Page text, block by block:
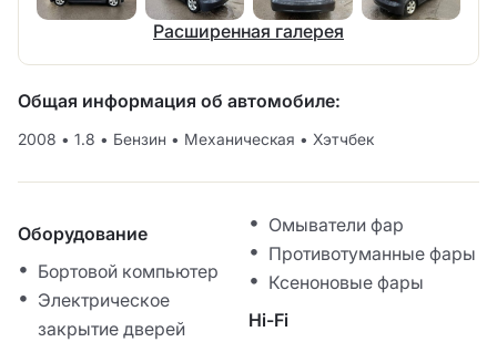
Расширенная галерея
Общая информация об автомобиле:
2008 • 1.8 • Бензин • Механическая • Хэтчбек
Оборудование
Бортовой компьютер
Электрическое
закрытие дверей
Омыватели фар
Противотуманные фары
Ксеноновые фары
Hi-Fi